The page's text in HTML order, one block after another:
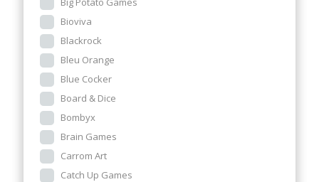
Bioviva
Blackrock
Bleu Orange
Blue Cocker
Board & Dice
Bombyx
Brain Games
Carrom Art
Catch Up Games